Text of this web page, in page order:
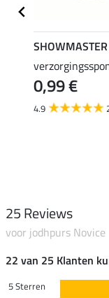
SHOWMASTER
0,99 €
4.9
25 Reviews
voor jodhpurs Novice
22 van 25 Klanten
5 Sterren